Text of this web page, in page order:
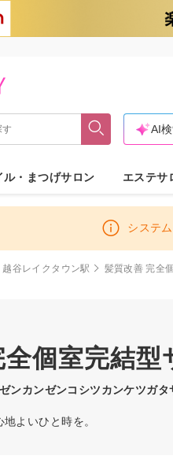
AI
ル・まつげサロン エステサ
システ
越谷レイクタウン駅 髪質改善 完全
全個室完結
ンカンゼンコシツカンケツガ
よいひと時を。